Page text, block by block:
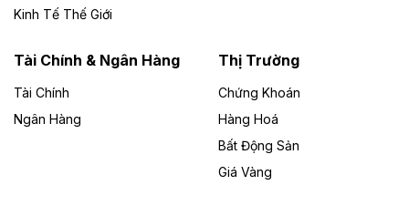
Đức Long Gia Lai mở rộng ‘hệ sinh thái’
Lai
Bốn doanh nghiệp có sự góp vốn của Công ty Cổ
phần Tập đoàn Đức Long Gia Lai (HoSE: DLG) được
Gia Lai với tổng vốn hơn 4.750 tỷ đồng.
Kinh Tế Thế Giới
Tài Chính & Ngân Hàng
Tài Chính
Ngân Hàng
Thị Trường
Chứng Khoán
Hàng Hoá
Bất Động Sản
Giá Vàng